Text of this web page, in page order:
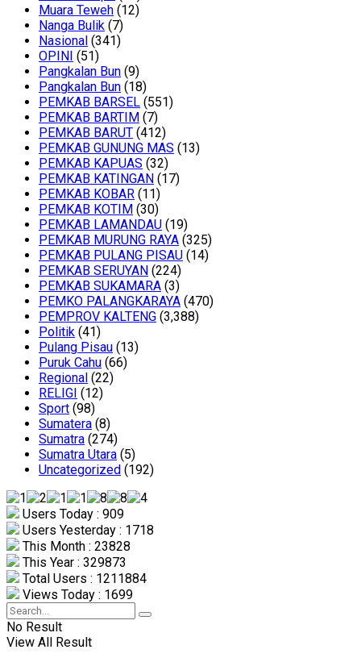
Muara Teweh (12)
Nanga Bulik (7)
Nasional (341)
OPINI (51)
Pangkalan Bun (9)
Pangkalan Bun (18)
PEMKAB BARSEL (551)
PEMKAB BARTIM (7)
PEMKAB BARUT (412)
PEMKAB GUNUNG MAS (13)
PEMKAB KAPUAS (32)
PEMKAB KATINGAN (17)
PEMKAB KOBAR (11)
PEMKAB KOTIM (30)
PEMKAB LAMANDAU (19)
PEMKAB MURUNG RAYA (325)
PEMKAB PULANG PISAU (14)
PEMKAB SERUYAN (224)
PEMKAB SUKAMARA (3)
PEMKO PALANGKARAYA (470)
PEMPROV KALTENG (3,388)
Politik (41)
Pulang Pisau (13)
Puruk Cahu (66)
Regional (22)
RELIGI (12)
Sport (98)
Sumatera (8)
Sumatra (274)
Sumatra Utara (5)
Uncategorized (192)
Users Today : 909
Users Yesterday : 1718
This Month : 23828
This Year : 329873
Total Users : 1211884
Views Today : 1699
No Result
View All Result